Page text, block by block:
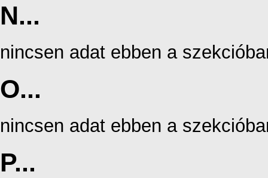
N...
nincsen adat ebben a
O...
nincsen adat ebben a
P...